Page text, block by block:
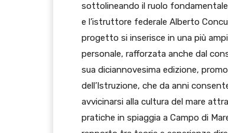
sottolineando il ruolo
e l’istruttore federale Alberto
progetto si inserisce in una più
personale, rafforzata anche dal
sua diciannovesima edizione,
dell’Istruzione, che da anni
avvicinarsi alla cultura del mare
pratiche in spiaggia a Campo di